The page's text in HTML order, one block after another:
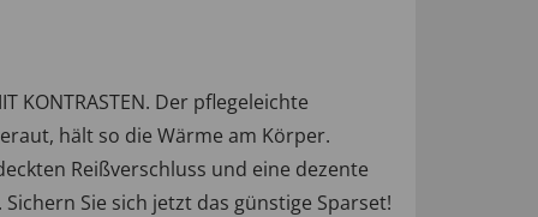
KONTRASTEN. Der pflegeleichte
hält so die Wärme am Körper.
Reißverschluss und eine dezente
Sie sich jetzt das günstige Sparset!